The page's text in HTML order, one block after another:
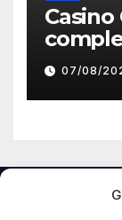
app
07/08/